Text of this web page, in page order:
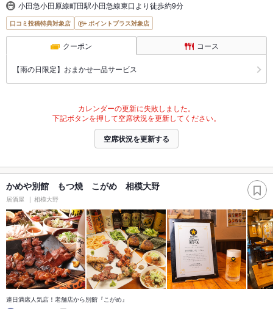
小田急小田原線町田駅小田急線東口より徒歩約9分
口コミ投稿特典対象店 ポイントプラス対象店
クーポン コース
【雨の日限定】おまかせ一品サービス
カレンダーの更新に失敗しました。
下記ボタンを押して空席状況を更新してください。
空席状況を更新する
かめや別館 もつ焼 こがめ 相模大野
居酒屋 相模大野
連日満席人気店！老舗店から別館『こがめ』